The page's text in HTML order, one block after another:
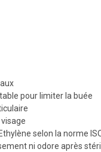
pour limiter la buée
selon la norme
ni odore après